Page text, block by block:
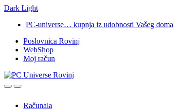
Dark Light
navigation
content
PC-universe… kupnja iz udobnosti Vašeg doma
Poslovnica Rovinj
WebShop
Moj račun
OpenClose
Računala